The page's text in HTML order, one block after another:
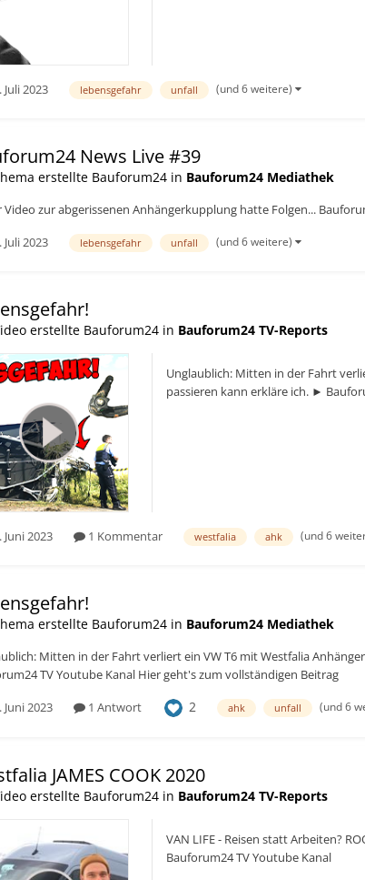
Juli 2023 lebensgefahr unfall (und 6 weitere)
News Live #39
erstellte Bauforum24 in Bauforum24 Mediathek
Video zur abgerissenen Anhängerkupplung hatte Folgen...
Juli 2023 lebensgefahr unfall (und 6 weitere)
erstellte Bauforum24 in Bauforum24 TV-Reports
Unglaublich: Mitten in der Fahrt
passieren kann erkläre ich. ►
Juni 2023 1 Kommentar westfalia ahk (und 6
erstellte Bauforum24 in Bauforum24 Mediathek
Mitten in der Fahrt verliert ein VW T6 mit Westfalia
TV Youtube Kanal Hier geht's zum vollständigen Beitrag
Juni 2023
1 Antwort 2 ahk unfall (und 6
JAMES COOK 2020
erstellte Bauforum24 in Bauforum24 TV-Reports
VAN LIFE - Reisen statt Arbeiten?
Bauforum24 TV Youtube Kanal